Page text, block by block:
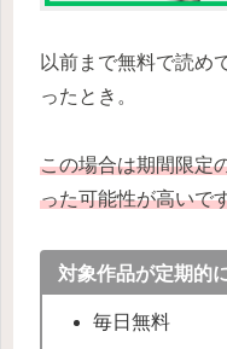
以前まで無料で読め
ったとき。
この場合は期間限定
った可能性が高いで
対象作品が定期的
毎日無料